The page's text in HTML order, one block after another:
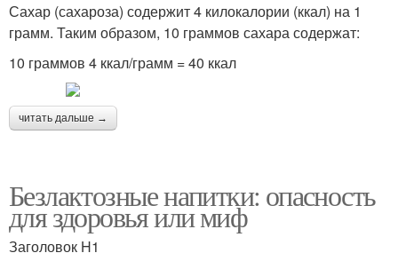
Сахар (сахароза) содержит 4 килокалории (ккал) на 1
грамм. Таким образом, 10 граммов сахара содержат:
10 граммов 4 ккал/грамм = 40 ккал
читать дальше →
Безлактозные напитки: опасность
для здоровья или миф
Заголовок H1